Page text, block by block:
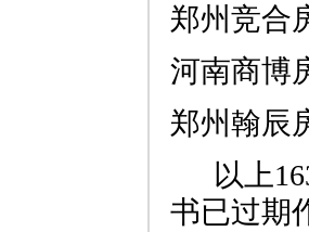
郑州竞合
河南商博
郑州翰辰
以上
书已过期